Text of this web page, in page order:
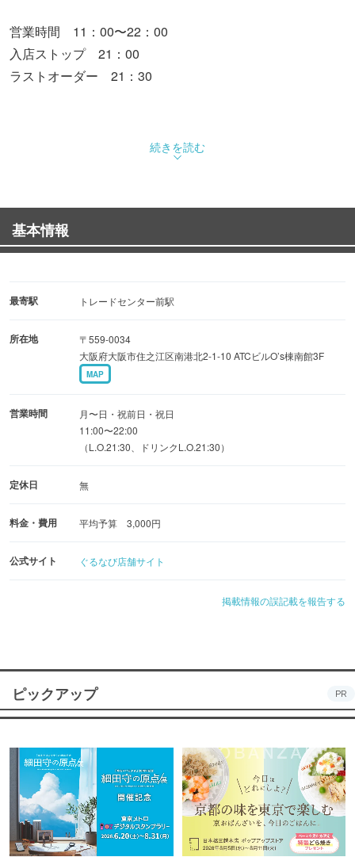
営業時間 11：00〜22：00
入店ストップ 21：00
ラストオーダー 21：30
続きを読む
基本情報
最寄駅 トレードセンター前駅
所在地
〒559-0034
大阪府大阪市住之江区南港北2-1-10 ATCビルO’s棟南館3F
MAP
営業時間
月〜日・祝前日・祝日
11:00〜22:00
（L.O.21:30、ドリンクL.O.21:30）
定休日 無
料金・費用 平均予算 3,000円
公式サイト ぐるなび店舗サイト
掲載情報の誤記載を報告する
ピックアップ PR